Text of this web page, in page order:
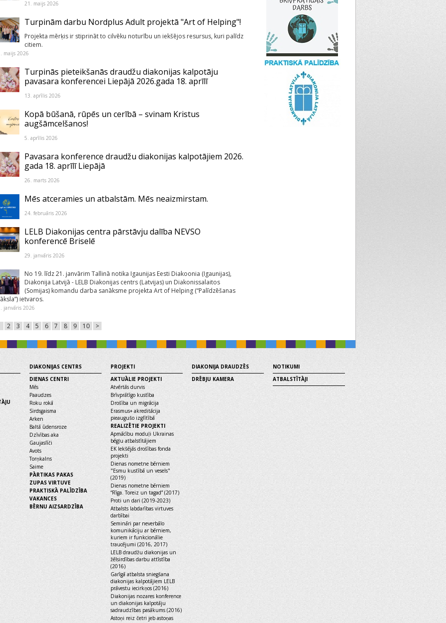
21. maijs 2026
Turpinām darbu Nordplus Adult projektā "Art of Helping"!
Projekta mērķis ir stiprināt to cilvēku noturību un iekšējos resursus, kuri palīdz
citiem.
maijs 2026
Turpinās pieteikšanās draudžu diakonijas kalpotāju
pavasara konferencei Liepājā 2026.gada 18. aprīlī
13. aprīlis 2026
Kopā būšanā, rūpēs un cerībā – svinam Kristus
augšāmcelšanos!
5. aprīlis 2026
Pavasara konference draudžu diakonijas kalpotājiem 2026.
gada 18. aprīlī Liepājā
26. marts 2026
Mēs atceramies un atbalstām. Mēs neaizmirstam.
24. februāris 2026
LELB Diakonijas centra pārstāvju dalība NEVSO
konferencē Briselē
29. janvāris 2026
No 19. līdz 21. janvārim Tallinā notika Igaunijas Eesti Diakoonia (Igaunijas),
Diakonija Latvijā - LELB Diakonijas centrs (Latvijas) un Diakonissalaitos
(Somijas) komandu darba sanāksme projekta Art of Helping (“Palīdzēšanas
ietvaros.
janvāris 2026
2 3 4 5 6 7 8 9 10 >
DIAKONIJAS CENTRS
DIENAS CENTRI
Mēs
Paaudzes
Roku rokā
Sirdsgaisma
Arken
Baltā ūdensroze
Dzīvības aka
Gaujaslīči
Avots
Torņkalns
Saime
PĀRTIKAS PAKAS
ZUPAS VIRTUVE
PRAKTISKĀ PALĪDZĪBA
VAKANCES
BĒRNU AIZSARDZĪBA
PROJEKTI
AKTUĀLIE PROJEKTI
Atvērtās durvis
Brīvprātīgo kustība
Drošība un migrācija
Erasmus+ akreditācija
pieaugušo izglītībā
REALIZĒTIE PROJEKTI
Apmācību moduļi Ukrainas
bēgļu atbalstītājiem
EK Iekšējās drošības fonda
projekti
Dienas nometne bērniem
"Esmu kustībā un vesels"
(2019)
Dienas nometne bērniem
“Rīga. Toreiz un tagad” (2017)
Proti un dari (2019-2023)
Atbalsts labdarības virtuves
darbībai
Semināri par neverbālo
komunikāciju ar bērniem,
kuriem ir funkcionālie
traucējumi (2016, 2017)
LELB draudžu diakonijas un
žēlsirdības darbu attīstība
(2016)
Garīgā atbalsta sniegšana
diakonijas kalpotājiem LELB
prāvestu iecirkņos (2016)
Diakonijas nozares konference
un diakonijas kalpotāju
sadraudzības pasākums (2016)
Astoņi reiz četri jeb astoņas
DIAKONIJA DRAUDZĒS
DRĒBJU KAMERA
NOTIKUMI
ATBALSTĪTĀJI